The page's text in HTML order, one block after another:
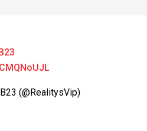
(@RealitysVip)